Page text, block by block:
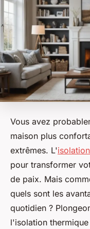
Vous avez
maison plus
extrêmes. L'
pour transformer
de paix. Mais
quels sont les
quotidien ?
l'isolation